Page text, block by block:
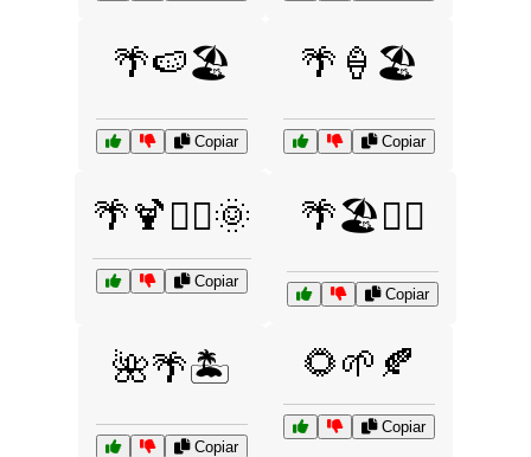
🌴🍉🏖️
Copiar
🌴🍦🏖️
Copiar
🌴🍹🏄‍♂️🌞
Copiar
🌴🏖️🏊‍♀️
Copiar
🌺🌴🏝️
Copiar
🌻🌱🍂
Copiar